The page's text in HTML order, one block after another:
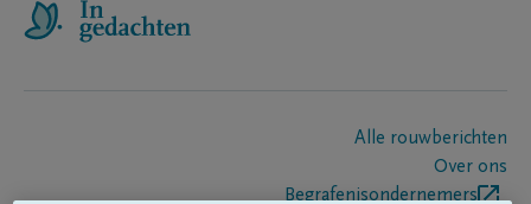
Alle rouwberichten
Over ons
Begrafenisondernemers